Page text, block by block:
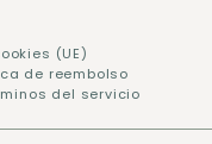
(UE)
de reembolso
del servicio